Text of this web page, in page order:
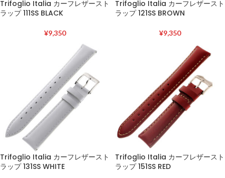
Trifoglio Italia カーフレザースト
ラップ 111SS BLACK
¥9,350
Trifoglio Italia カーフレザースト
ラップ 121SS BROWN
¥9,350
Trifoglio Italia カーフレザースト
ラップ 131SS WHITE
Trifoglio Italia カーフレザースト
ラップ 151SS RED